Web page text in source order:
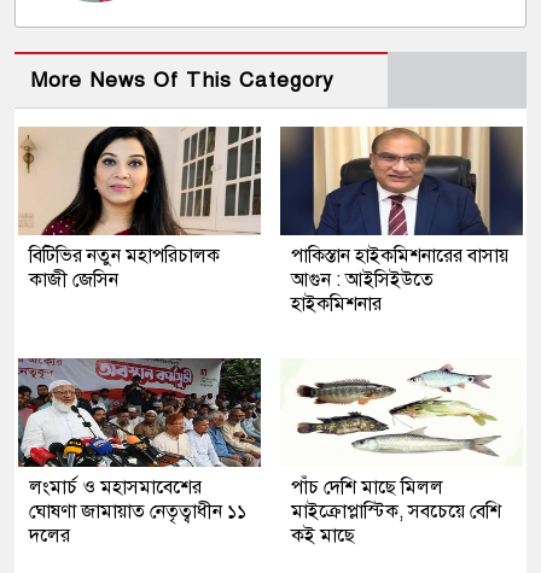
More News Of This Category
বিটিভির নতুন মহাপরিচালক
কাজী জেসিন
পাকিস্তান হাইকমিশনারের বাসায়
আগুন : আইসিইউতে
হাইকমিশনার
লংমার্চ ও মহাসমাবেশের
ঘোষণা জামায়াত নেতৃত্বাধীন ১১
দলের
পাঁচ দেশি মাছে মিলল
মাইক্রোপ্লাস্টিক, সবচেয়ে বেশি
কই মাছে